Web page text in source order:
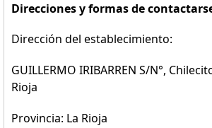
Direcciones y formas de
Dirección del establecimiento:
GUILLERMO IRIBARREN S/N°,
Rioja
Provincia: La Rioja